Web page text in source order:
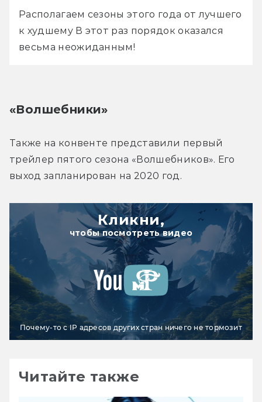
Располагаем сезоны этого года от лучшего
к худшему В этот раз порядок оказался
весьма неожиданным!
«Волшебники»
Также на конвенте представили первый
трейлер пятого сезона «Волшебников». Его
выход запланирован на 2020 год.
Кликни,
чтобы посмотреть видео
Почему-то с IP адресов других стран ничего не тормозит
Читайте также